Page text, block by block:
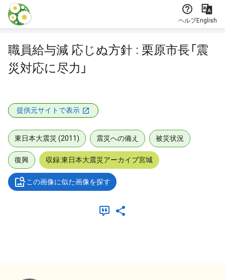
本文に飛ぶ
ヘルプEnglish
職員給与減 応じぬ方針 : 栗原市長「震
災対応に尽力」
提供元サイトで表示
東日本大震災 (2011) 震災への備え 被災状況
復興 収録:東日本大震災アーカイブ宮城
この画像に似た画像を探す